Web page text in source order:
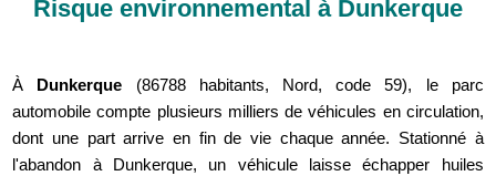
Risque environnemental à Dunkerque
À Dunkerque (86788 habitants, Nord, code 59), le parc
automobile compte plusieurs milliers de véhicules en circulation,
dont une part arrive en fin de vie chaque année. Stationné à
l'abandon à Dunkerque, un véhicule laisse échapper huiles